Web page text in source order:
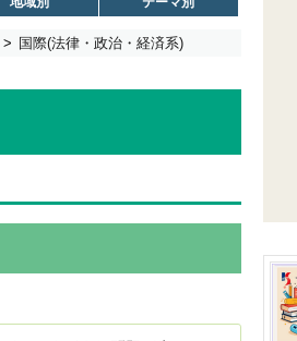
国際(法律・政治・経済系)